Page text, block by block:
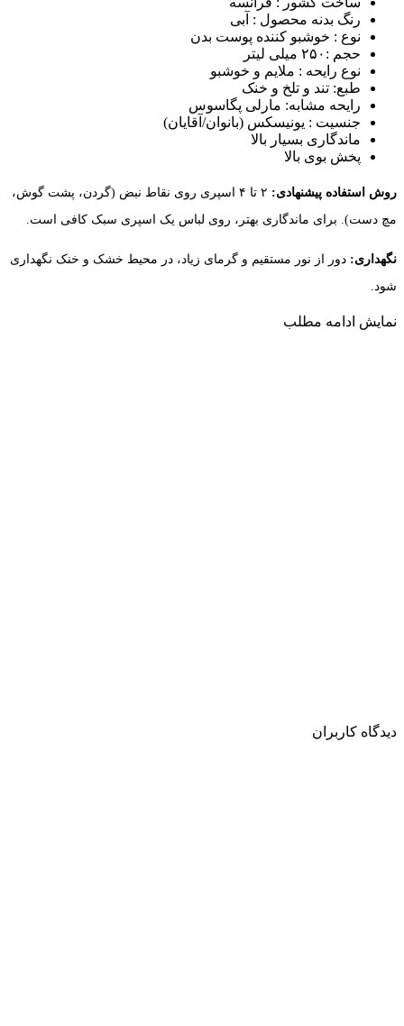
رنگ بدنه محصول : آبی
نوع : خوشبو کننده پوست بدن
حجم :۲۵۰ میلی لیتر
نوع رایحه : ملایم و خوشبو
طبع: تند و تلخ و خنک
رایحه مشابه: مارلی پگاسوس
جنسیت : یونیسکس (بانوان/آقایان)
ماندگاری بسیار بالا
پخش بوی بالا
روش استفاده پیشنهادی:
۲ تا ۴ اسپری روی نقاط نبض (گردن، پشت گوش،
مچ دست). برای ماندگاری بهتر، روی لباس یک اسپری سبک کافی است.
نگهداری: دور از نور مستقیم و گرمای زیاد، در محیط خشک و خنک نگهداری
شود.
نمایش ادامه مطلب
دیدگاه کاربران